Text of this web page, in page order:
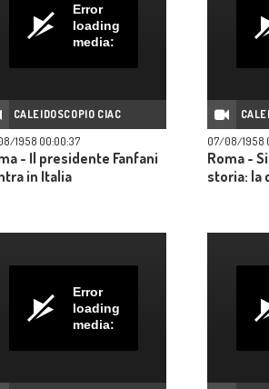
Error
loading
media:
CALEIDOSCOPIO CIAC
1958 00:00:37
- Il presidente Fanfani
in Italia
07/08/1958
Roma -
storia: la
Error
loading
media: